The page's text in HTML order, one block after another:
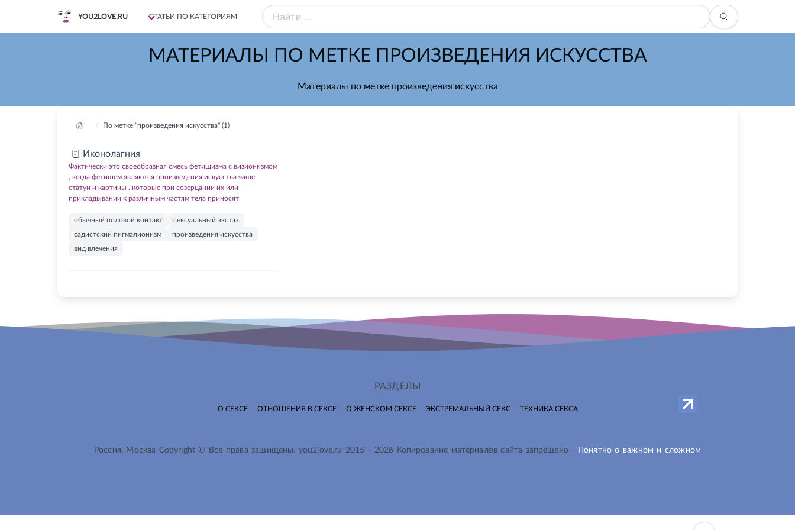
YOU2LOVE.RU СТАТЬИ ПО КАТЕГОРИЯМ
МАТЕРИАЛЫ ПО МЕТКЕ ПРОИЗВЕДЕНИЯ ИСКУССТВА
Материалы по метке произведения искусства
По метке "произведения искусства" (1)
Иконолагния
Фактически это своеобразная смесь фетишизма с визионизмом
, когда фетишем являются произведения искусства чаще
статуи и картины , которые при созерцании их или
прикладывании к различным частям тела приносят
обычный половой контакт
сексуальный экстаз
садистский пигмалионизм
произведения искусства
вид влечения
РАЗДЕЛЫ
О СЕКСЕ ОТНОШЕНИЯ В СЕКСЕ О ЖЕНСКОМ СЕКСЕ ЭКСТРЕМАЛЬНЫЙ СЕКС ТЕХНИКА СЕКСА
Россия, Москва Copyright © Все права защищены. you2love.ru 2015 - 2026 Копирование материалов сайта запрещено - Понятно о важном и сложном